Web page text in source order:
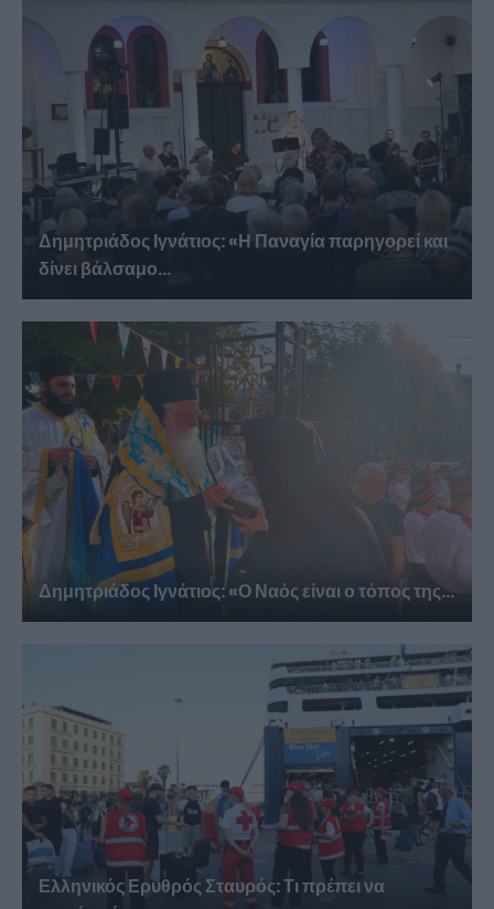
Δημητριάδος Ιγνάτιος: «Η Παναγία παρηγορεί και
δίνει βάλσαμο...
Δημητριάδος Ιγνάτιος: «Ο Ναός είναι ο τόπος της...
Ελληνικός Ερυθρός Σταυρός: Τι πρέπει να